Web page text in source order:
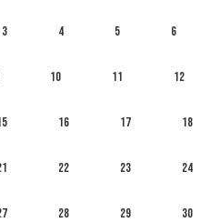
3 4 5 6
10 11 12
16 17 18
22 23 24
28 29 30